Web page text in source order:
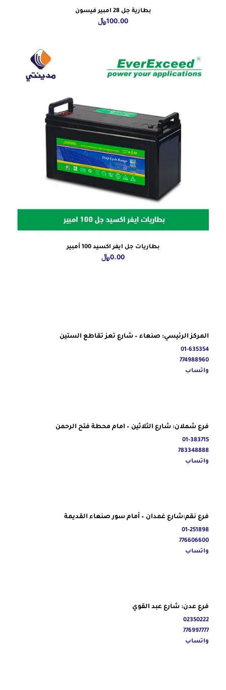
بطارية جل 28 امبير فيسون
100.00﷼
بطاريات جل ايفر اكسيد 100 أمبير
0.00﷼
المركز الرئيسي: صنعاء – شارع تعز تقاطع الستين
01-635354
774988960
واتساب
فرع شملان: شارع الثلاثين – امام محطة فتح الرحمن
01-383715
783348888
واتساب
فرع نقم:شارع غمدان – أمام سور صنعاء القديمة
01-251898
776606600
واتساب
فرع عدن: شارع عبد القوي
02350222
776997777
واتساب